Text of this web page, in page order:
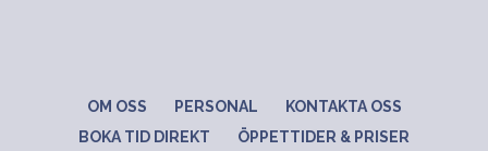
OM OSS PERSONAL
KONTAKTA OSS
BOKA TID DIREKT
ÖPPETTIDER & PRISER